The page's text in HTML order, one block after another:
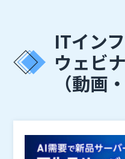
ITイン
ウェビ
（動画